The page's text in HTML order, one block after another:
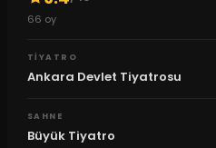
66 oy
TIYATRO
Ankara Devlet Tiyatrosu
SAHNE
Büyük Tiyatro